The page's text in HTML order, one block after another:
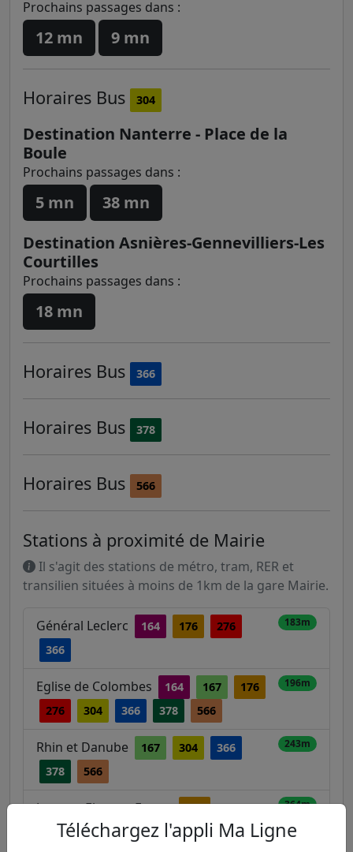
Prochains passages dans :
12 mn 9 mn
Horaires Bus 304
Destination Nanterre - Place de la
Boule
Prochains passages dans :
5 mn
38 mn
Destination Asnières-Gennevilliers-Les
Courtilles
Prochains passages dans :
18 mn
Horaires Bus 366
Horaires Bus 378
Horaires Bus 566
Stations à proximité de Mairie
Il s'agit des stations de métro, tram, RER et
transilien situées à moins de 1km de la gare Mairie.
Général Leclerc 164 176
276
366
183m
Eglise de Colombes 164 167
176
276
304 366 378 566
196m
Rhin et Danube 167 304
366
378
566
243m
Jacques Eleonor Ferme 176 364m
276 368m
Téléchargez l'appli Ma Ligne